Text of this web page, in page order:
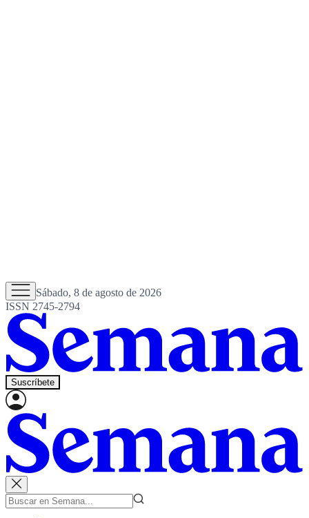
Sábado, 8 de agosto de 2026
ISSN 2745-2794
Suscríbete